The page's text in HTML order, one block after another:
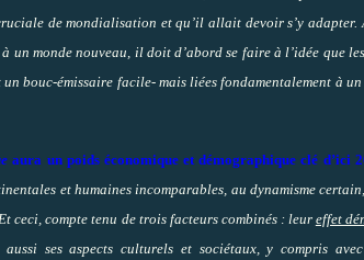
de mondialisation et qu’il allait devoir s’y
un monde nouveau, il doit d’abord se faire à l’idée que
bouc-émissaire facile- mais liées fondamentalement à
aura un poids économique et démographique clé d’ici
et humaines incomparables, au dynamisme
ceci, compte tenu de trois facteurs combinés : leur effet
ses aspects culturels et sociétaux, y compris